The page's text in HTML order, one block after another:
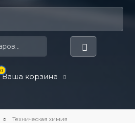
0
Ваша корзина
Техническая химия